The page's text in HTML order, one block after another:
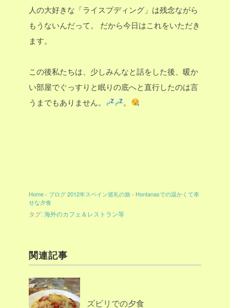
人の大好きな「ライスプディング」は残念ながら
もうないんだって。
だから今日はこれをいただき
ます。
この後私たちは、少しみんなと話をした後、暖か
い部屋でぐっすりと眠りの底へと直行したのは言
うまでもありません。
。
Home › ブログ2012年スペイン巡礼の旅 › Hontanasでの温かくて幸
せな夕食
タグ:海外のカフェ＆レストラン等
関連記事
ズビリでの夕食